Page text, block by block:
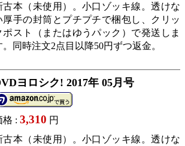
古本（未使用）。小口ゾッキ線。透けな
厚手の封筒とプチプチで梱包し、クリッ
ポスト（またはゆうパック）で発送しま
。同時注文2点目以降50円ずつ返金。
ヨロシク! 2017年 05月号
格 : 3,310 円
古本（未使用）。小口ゾッキ線。透けな